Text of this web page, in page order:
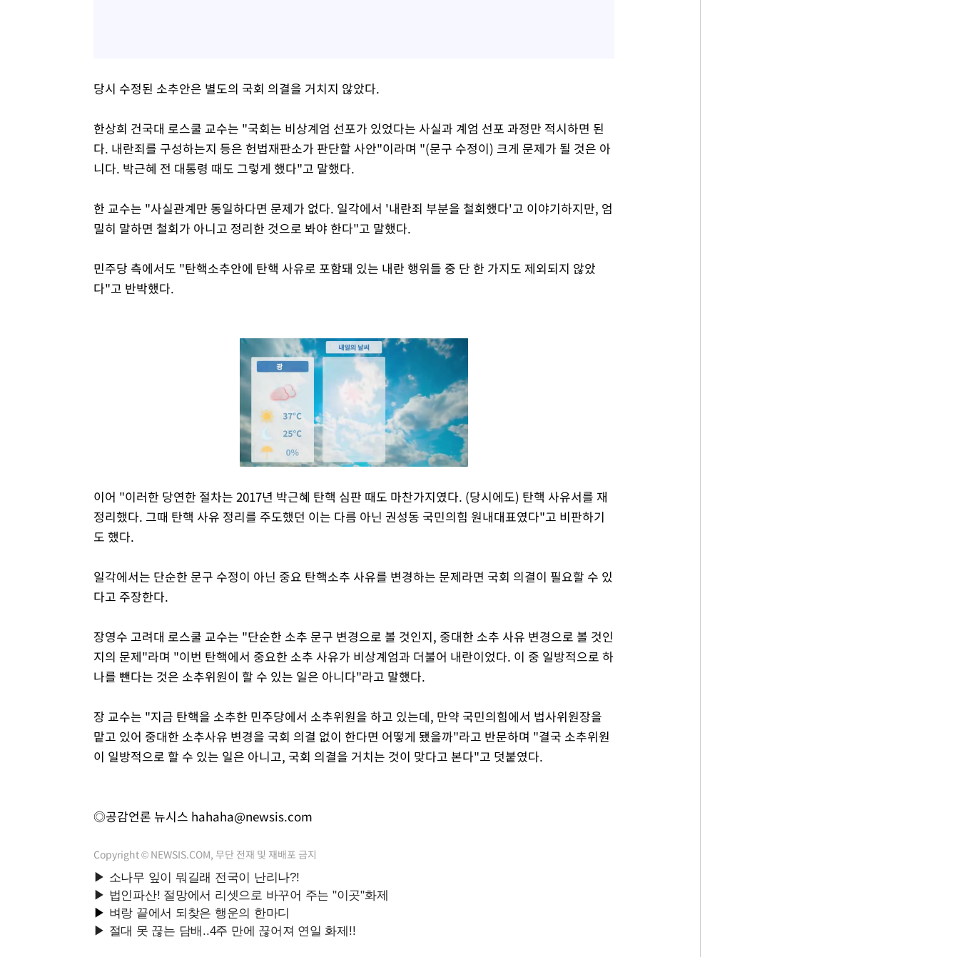
당시 수정된 소추안은 별도의 국회 의결을 거치지 않았다.
한상희 건국대 로스쿨 교수는 "국회는 비상계엄 선포가 있었다는 사실과 계엄 선포 과정만 적시하면 된
다. 내란죄를 구성하는지 등은 헌법재판소가 판단할 사안"이라며 "(문구 수정이) 크게 문제가 될 것은 아
니다. 박근혜 전 대통령 때도 그렇게 했다"고 말했다.
한 교수는 "사실관계만 동일하다면 문제가 없다. 일각에서 '내란죄 부분을 철회했다'고 이야기하지만, 엄
밀히 말하면 철회가 아니고 정리한 것으로 봐야 한다"고 말했다.
민주당 측에서도 "탄핵소추안에 탄핵 사유로 포함돼 있는 내란 행위들 중 단 한 가지도 제외되지 않았
다"고 반박했다.
Mute
이어 "이러한 당연한 절차는 2017년 박근혜 탄핵 심판 때도 마찬가지였다. (당시에도) 탄핵 사유서를 재
정리했다. 그때 탄핵 사유 정리를 주도했던 이는 다름 아닌 권성동 국민의힘 원내대표였다"고 비판하기
도 했다.
일각에서는 단순한 문구 수정이 아닌 중요 탄핵소추 사유를 변경하는 문제라면 국회 의결이 필요할 수 있
다고 주장한다.
장영수 고려대 로스쿨 교수는 "단순한 소추 문구 변경으로 볼 것인지, 중대한 소추 사유 변경으로 볼 것인
지의 문제"라며 "이번 탄핵에서 중요한 소추 사유가 비상계엄과 더불어 내란이었다. 이 중 일방적으로 하
나를 뺀다는 것은 소추위원이 할 수 있는 일은 아니다"라고 말했다.
장 교수는 "지금 탄핵을 소추한 민주당에서 소추위원을 하고 있는데, 만약 국민의힘에서 법사위원장을
맡고 있어 중대한 소추사유 변경을 국회 의결 없이 한다면 어떻게 됐을까"라고 반문하며 "결국 소추위원
이 일방적으로 할 수 있는 일은 아니고, 국회 의결을 거치는 것이 맞다고 본다"고 덧붙였다.
◎공감언론 뉴시스 hahaha@newsis.com
Copyright © NEWSIS.COM, 무단 전재 및 재배포 금지